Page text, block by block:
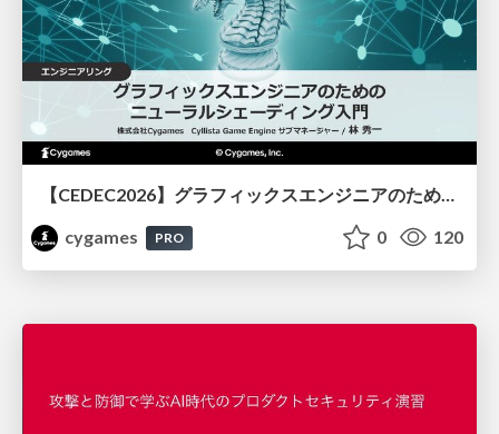
【CEDEC2026】グラフィックスエンジニアのためのニューラルシェーディング入門
cygames
PRO 0 120